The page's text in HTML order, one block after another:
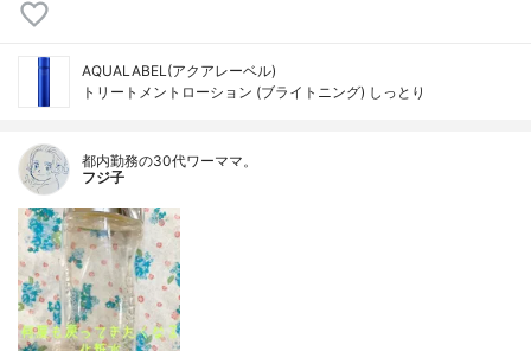
AQUALABEL(アクアレーベル)
トリートメントローション (ブライトニング) しっとり
都内勤務の30代ワーママ。
フジ子